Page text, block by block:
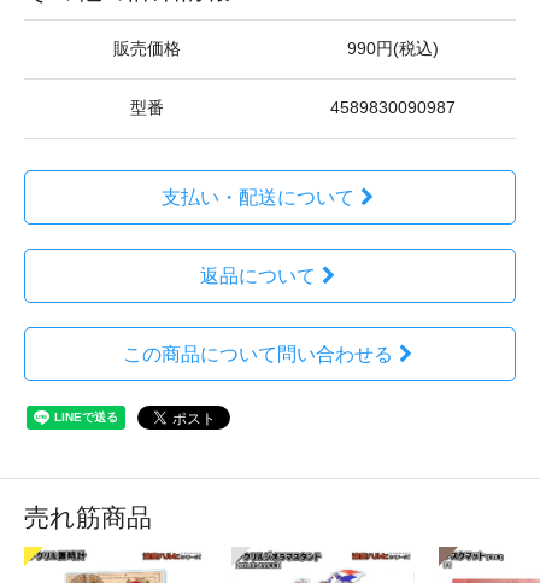
販売価格 990円(税込)
型番 4589830090987
支払い・配送について
返品について
この商品について問い合わせる
売れ筋商品